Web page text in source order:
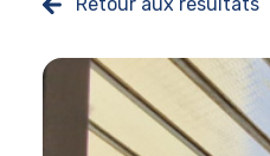
PROSPECTER